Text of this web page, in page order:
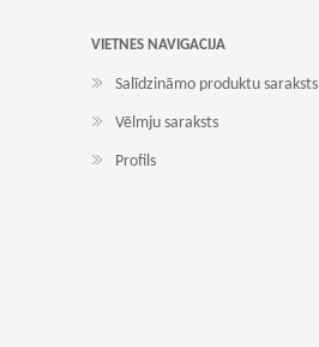
VIETNES NAVIGACIJA
Salīdzināmo produktu saraksts
Vēlmju saraksts
Profils